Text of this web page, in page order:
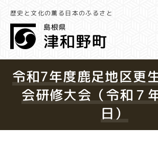
歴史と文化の薫る日本のふるさと
令和7年度鹿足地区更
会研修大会（令和７
日）